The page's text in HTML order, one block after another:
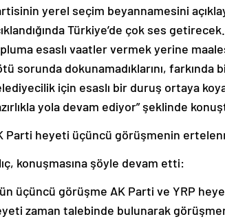
yerel seçim beyannamesini
Türkiye’de çok ses
esaslı vaatler vermek yerine
sorunda dokunamadıklarını, farkında
için esaslı bir duruş ortaya
yola devam ediyor” şeklinde
Parti heyeti üçüncü görüşmenin
konuşmasına şöyle devam etti:
üçüncü görüşme AK Parti ve YRP
zaman talebinde bulunarak